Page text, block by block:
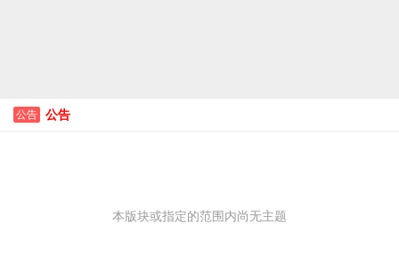
公告 公告
本版块或指定的范围内尚无主题